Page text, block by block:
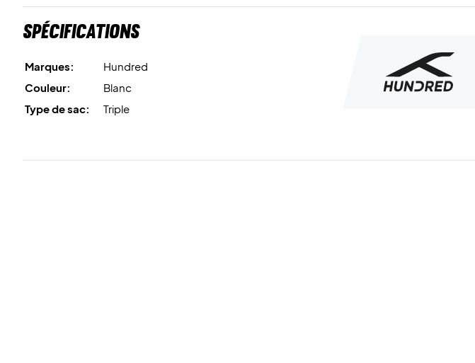
Spécifications
Marques:
Hundred
Couleur:
Blanc
Type de sac:
Triple